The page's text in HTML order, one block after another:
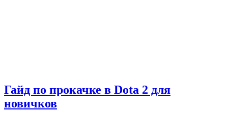
Гайд по прокачке в Dota 2 для
новичков